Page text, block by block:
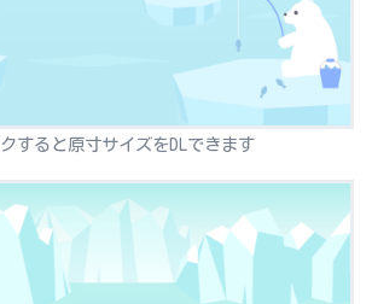
すると原寸サイズをDLできます